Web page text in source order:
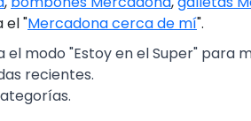
el "Mercadona cerca de mí".
el modo "Estoy en el Super" para
recientes.